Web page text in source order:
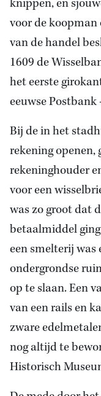
knippen, en
voor de koopman
van de handel
1609 de
het eerste
eeuwse Postbank
Bij de in het
rekening openen,
rekeninghouder
voor een
was zo groot dat
betaalmiddel
een smelterij was
ondergrondse
op te slaan. Een
van een rails en
zware
nog altijd te
Historisch